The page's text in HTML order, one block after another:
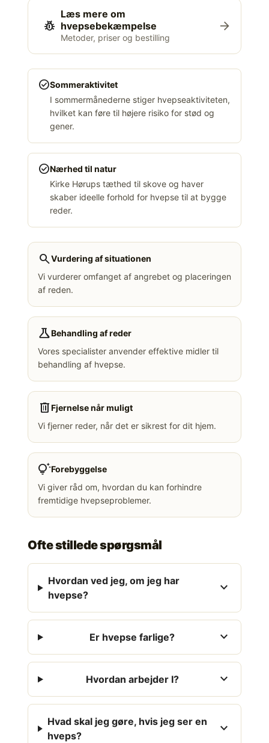
pest_control
Læs mere om
hvepsebekæmpelse
Metoder, priser og bestilling
arrow_forward
check_circleSommeraktivitet
I sommermånederne stiger hvepseaktiviteten,
hvilket kan føre til højere risiko for stød og
gener.
check_circleNærhed til natur
Kirke Hørups tæthed til skove og haver
skaber ideelle forhold for hvepse til at bygge
reder.
searchVurdering af situationen
Vi vurderer omfanget af angrebet og placeringen
af reden.
scienceBehandling af reder
Vores specialister anvender effektive midler til
behandling af hvepse.
deleteFjernelse når muligt
Vi fjerner reder, når det er sikrest for dit hjem.
tips_and_updatesForebyggelse
Vi giver råd om, hvordan du kan forhindre
fremtidige hvepseproblemer.
Ofte stillede spørgsmål
Hvordan ved jeg, om jeg har
hvepse?
expand_more
Er hvepse farlige? expand_more
Hvordan arbejder I? expand_more
Hvad skal jeg gøre, hvis jeg ser en
hveps?
expand_more